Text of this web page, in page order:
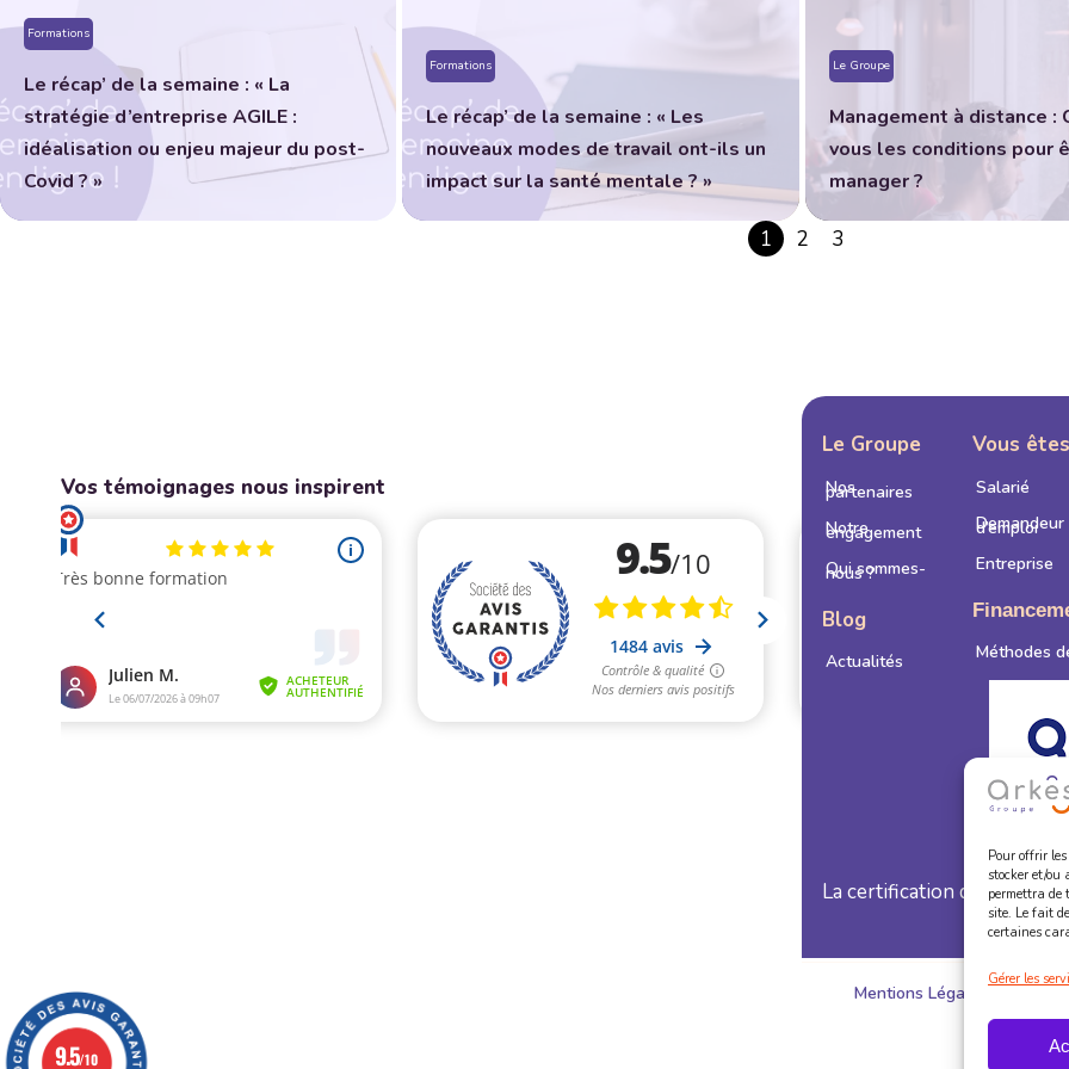
Pour offrir
stocker et/ou
permettra de
site. Le fait
certaines
Gérer les
Formations
Le récap’ de la semaine : « La
stratégie d’entreprise AGILE :
idéalisation ou enjeu majeur du post-
Covid ? »
Formations
Le récap’ de la semaine : « Les
nouveaux modes de travail ont-ils un
impact sur la santé mentale ? »
Le Groupe
Management à distance :
vous les conditions pour
manager ?
1 2 3
Vos témoignages nous inspirent
Le Groupe
Nos
partenaires
Notre
engagement
Qui sommes-
nous ?
Blog
Actualités
Vous êtes
Salarié
Demandeur
d’emploi
Entreprise
Méthodes
La certification qualité a
Mentions Légales
9.5/10